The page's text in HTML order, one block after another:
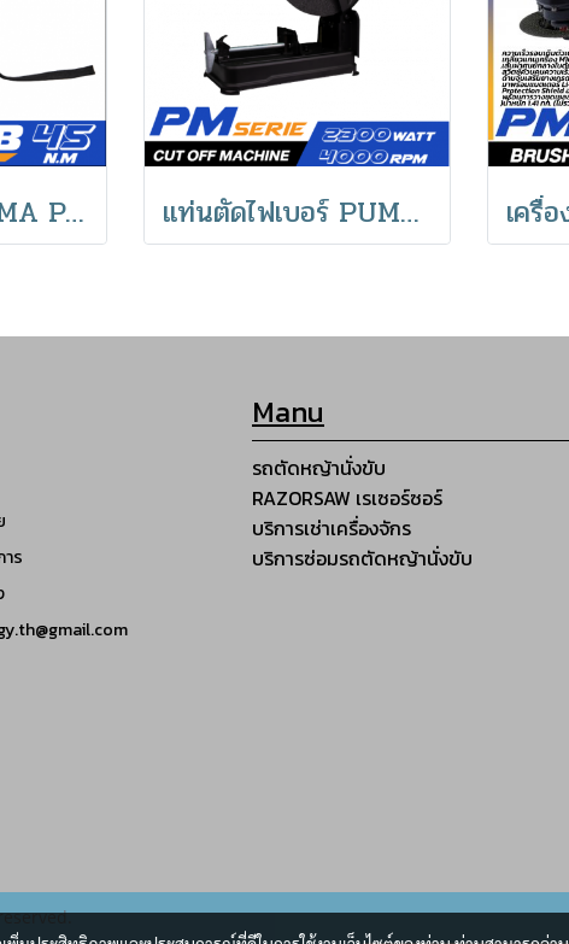
สว่านไร้สาย PUMA PM-245BL สว่านกระแทกไร้สายไร้แปรงถ่าน แท่นตัดไฟเบอร์ PUMA PM-1421C 355mm 2300W
ร
Manu
รถตัดหญ้านั่งขับ
RAZORSAW เรเซอร์ซอร์
บริการเช่าเครื่องจักร
บริการซ่อมรถตัดหญ้านั่งขับ